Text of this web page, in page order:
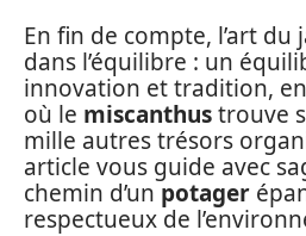
En fin de compte, l’art du
dans l’équilibre : un
innovation et tradition,
où le miscanthustrouve
mille autres trésors
article vous guide avec
chemin d’un potager
respectueux de